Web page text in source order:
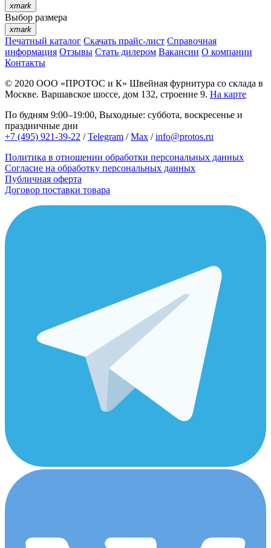
xmark
Выбор размера
xmark
Печатный каталог Скачать прайс-лист Справочная
информация Отзывы Стать дилером Вакансии О компании
Контакты
© 2020 ООО «ПРОТОС и К» Швейная фурнитура со склада в
Москве. Варшавское шоссе, дом 132, строение 9. На карте
По будням 9:00–19:00, Выходные: суббота, воскресенье и
праздничные дни
+7 (495) 921-39-22 /Telegram /Max /info@protos.ru
Политика в отношении обработки персональных данных
Согласие на обработку персональных данных
Публичная оферта
Договор поставки товара